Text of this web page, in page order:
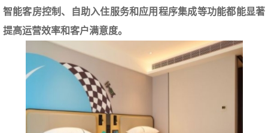
智能客房控制、自助入住服务和应用程序集成等功能都能显著
提高运营效率和客户满意度。